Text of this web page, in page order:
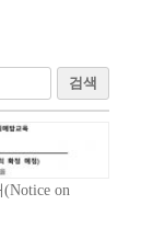
검색
on